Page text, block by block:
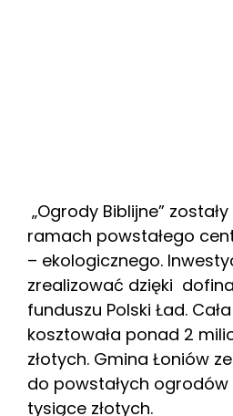
„Ogrody Biblijne”
ramach powstałego
– ekologicznego.
zrealizować dzięki
funduszu Polski Ład.
kosztowała ponad 2
złotych. Gmina Łoniów
do powstałych ogrodów
tysiące złotych.